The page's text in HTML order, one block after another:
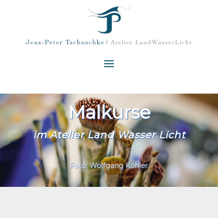
Malkurse
im Atelier Land Wasser Licht
Foto: Wolfgang Köhler